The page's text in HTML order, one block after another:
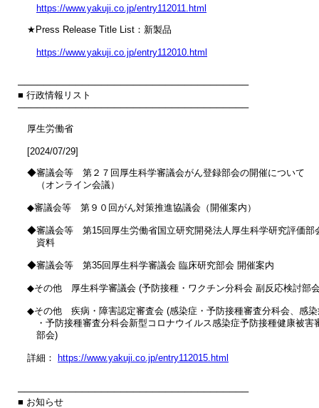
https://www.yakuji.co.jp/entry112011.html
★Press Release Title List：新製品
https://www.yakuji.co.jp/entry112010.html
────────────────────────────────────
■ 行政情報リスト
────────────────────────────────────
厚生労働省
[2024/07/29]
◆審議会等　第２７回厚生科学審議会がん登録部会の開催について
（オンライン会議）
◆審議会等　第９０回がん対策推進協議会（開催案内）
◆審議会等　第15回厚生労働省国立研究開発法人厚生科学研究評価部
資料
◆審議会等　第35回厚生科学審議会 臨床研究部会 開催案内
◆その他　厚生科学審議会 (予防接種・ワクチン分科会 副反応検討部
◆その他　疾病・障害認定審査会 (感染症・予防接種審査分科会、感
・予防接種審査分科会新型コロナウイルス感染症予防接種健康被害
部会)
詳細： https://www.yakuji.co.jp/entry112015.html
────────────────────────────────────
■ お知らせ